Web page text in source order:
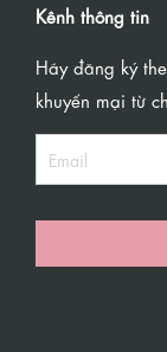
Kênh thông tin
Hãy đăng ký
khuyến mại từ